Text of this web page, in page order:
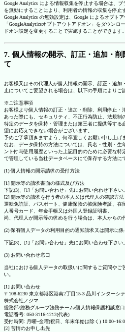
Google Analytics による情報収集を停止する場合は、
を無効にすることにより、利用者の情報の収集を停止
Google Analytics の無効設定は、Google によるオプト
「GoogleAnalyticsオプトアウトアドオン」をダウン
ドオン設定を変更することで実施することができます。
7. 個人情報の開示、訂正・追加・
て
お客様又はその代理人が個人情報の開示、訂正・追加
止についてご要望される場合は、以下の手順によりご
※ご注意事項
お客様より個人情報の訂正・追加・削除、利用停止
あった際にも、セキュリティ、不正行為防止、法規制
特定のデータを保持・管理または第三者に提供等する
望にお応えできない場合がございます。
予めご了承頂きますよう、何卒宜しくお願い申し上げ
なお、データ保持の方法については、氏名・性別・生
ント付与使用履歴といった上記目的のために必要な特
で管理している当社データベースにて保存する方法に
(1) 個人情報の開示請求の受付方法
[1] 開示等の請求書面の様式及び方法
下記(3)、[1]「お問い合わせ」先にお問い合わせ下さい。
[2] 開示等の請求を行う者の本人又は代理人の確認方法
運転免許証、パスポート、健康保険の被保険者証、在
人番号カード、年金手帳又は外国人登録証明書。
尚、代理人が開示等の求めを行う場合は、本人からの
(2) 保有個人データの利用目的の通知請求又は開示に
下記(3)、[1]「お問い合わせ」先にお問い合わせ下さ
(3) お問い合わせ窓口
当社における個人データの取扱いに関するご質問やご
い。
[1] お問い合わせ
〒108-6230 東京都港区港南2丁目15-3 品川インターシ
株式会社ノジマ
総務部/総務グループ法務チーム(個人情報保護相談窓
電話番号: 050-3116-1212(代表)
受付時間: 月曜~金曜(祝日、年末年始は除く)
[2] 苦情のお申し出先